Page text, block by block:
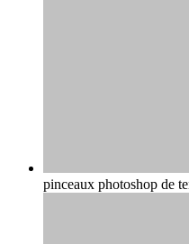
pinceaux photoshop de